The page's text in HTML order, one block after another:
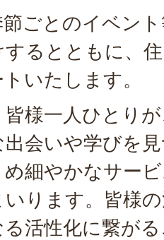
ごとのイベン
るとともに、
いたします。
様一人ひとり
会いや学びを
細やかなサー
いります。皆様
活性化に繋が